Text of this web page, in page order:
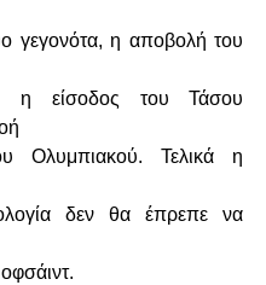
γεγονότα, η αποβολή του
η είσοδος του Τάσου
Ολυμπιακού. Τελικά η
δεν θα έπρεπε να